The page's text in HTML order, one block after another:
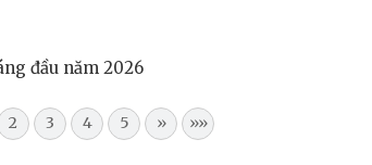
đầu năm 2026
2 3 4 5 » »»